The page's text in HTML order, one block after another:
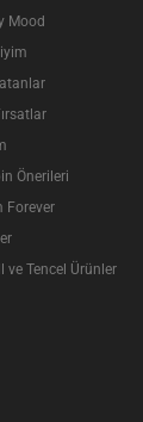
Mood
Önerileri
Forever
ve Tencel Ürünler